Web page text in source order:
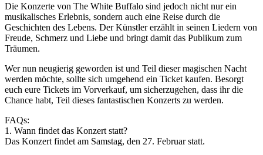
Die Konzerte von The White Buffalo sind jedoch nicht nur ein
musikalisches Erlebnis, sondern auch eine Reise durch die
Geschichten des Lebens. Der Künstler erzählt in seinen Liedern von
Freude, Schmerz und Liebe und bringt damit das Publikum zum
Träumen.
Wer nun neugierig geworden ist und Teil dieser magischen Nacht
werden möchte, sollte sich umgehend ein Ticket kaufen. Besorgt
euch eure Tickets im Vorverkauf, um sicherzugehen, dass ihr die
Chance habt, Teil dieses fantastischen Konzerts zu werden.
FAQs:
1. Wann findet das Konzert statt?
Das Konzert findet am Samstag, den 27. Februar statt.